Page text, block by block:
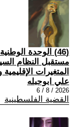
(46) الوحدة
مستقبل النظام
المتغيرات الإقليمية
علي ابوحبله
2026 / 8 / 6
القضية الفلسطينية